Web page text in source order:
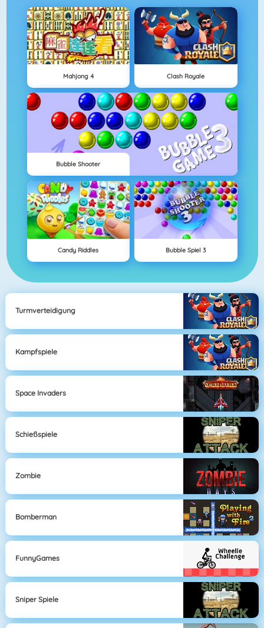
Mahjong 4 Clash Royale
Bubble Shooter
Candy Riddles Bubble Spiel 3
Turmverteidigung
Kampfspiele
Space Invaders
Schießspiele
Zombie
Bomberman
FunnyGames
Sniper Spiele